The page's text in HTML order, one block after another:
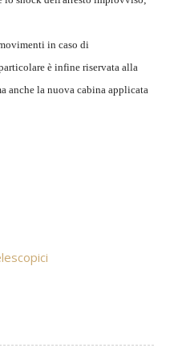
in caso di
è infine riservata alla
anche la nuova cabina applicata